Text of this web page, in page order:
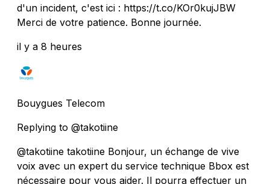
d'un incident, c'est ici : https://t.co/KOr0kujJBW
Merci de votre patience. Bonne journée.
il y a 8 heures
Bouygues Telecom
Replying to @takotiine
@takotiine takotiine Bonjour, un échange de vive
voix avec un expert du service technique Bbox est
nécessaire pour vous aider. Il pourra effectuer un